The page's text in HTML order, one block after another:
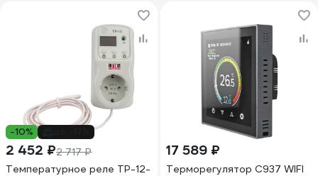
-10%
2 452 ₽2 717 ₽
Температурное реле ТР-12-
17 589 ₽
Терморегулятор C937 WIFI